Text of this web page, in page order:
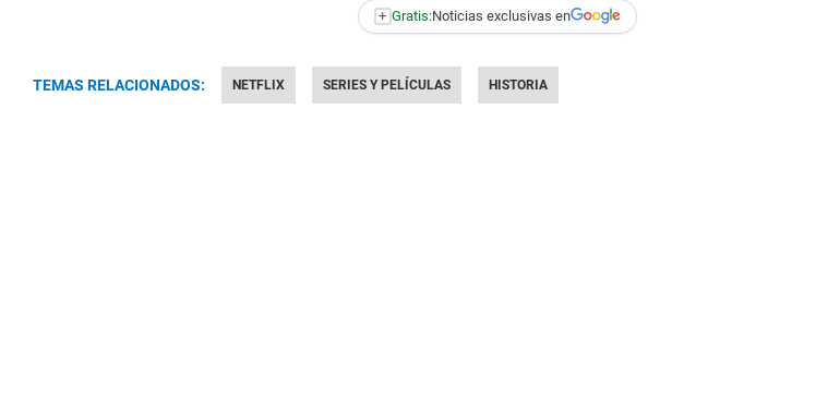
+ Gratis:Noticias exclusivas en
TEMAS RELACIONADOS: NETFLIX SERIES Y PELÍCULAS HISTORIA